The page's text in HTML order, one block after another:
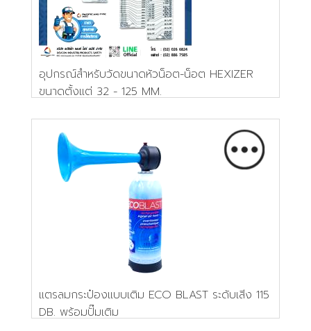
อุปกรณ์สำหรับวัดขนาดหัวน็อต-น็อต HEXIZER
ขนาดตั้งแต่ 32 - 125 MM.
แตรลมกระป๋องแบบเติม ECO BLAST ระดับเสีง 115
DB. พร้อมปั๊มเติม